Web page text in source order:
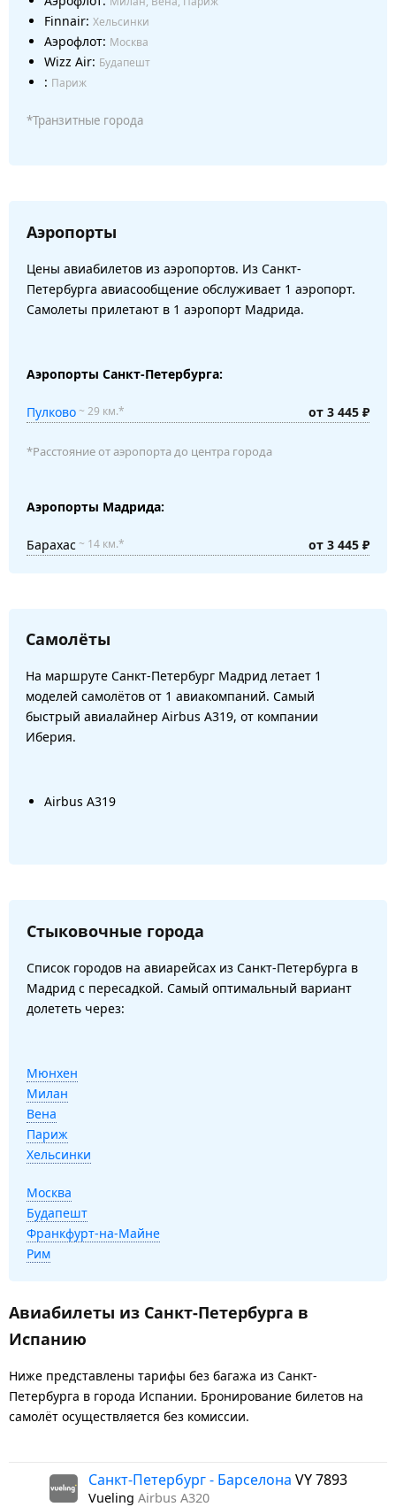
Finnair: Хельсинки
Аэрофлот: Москва
Wizz Air: Будапешт
: Париж
*Транзитные города
Аэропорты
Цены авиабилетов из аэропортов. Из Санкт-
Петербурга авиасообщение обслуживает 1 аэропорт.
Самолеты прилетают в 1 аэропорт Мадрида.
Аэропорты Санкт-Петербурга:
Пулково~ 29 км.* от 3 445 ₽
*Расстояние от аэропорта до центра города
Аэропорты Мадрида:
Барахас~ 14 км.* от 3 445 ₽
Самолёты
На маршруте Санкт-Петербург Мадрид летает 1
моделей самолётов от 1 авиакомпаний. Самый
быстрый авиалайнер Airbus A319, от компании
Иберия.
Airbus A319
Стыковочные города
Список городов на авиарейсах из Санкт-Петербурга в
Мадрид с пересадкой. Самый оптимальный вариант
долететь через:
Мюнхен
Милан
Вена
Париж
Хельсинки
Москва
Будапешт
Франкфурт-на-Майне
Рим
Авиабилеты из Санкт-Петербурга в
Испанию
Ниже представлены тарифы без багажа из Санкт-
Петербурга в города Испании. Бронирование билетов на
самолёт осуществляется без комиссии.
Санкт-Петербург - Барселона VY 7893
Vueling Airbus A320